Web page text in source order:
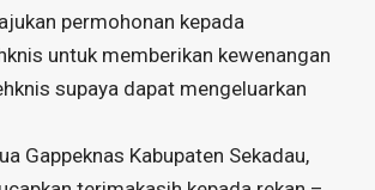
permohonan kepada
untuk memberikan kewenangan
supaya dapat mengeluarkan
Gappeknas Kabupaten Sekadau,